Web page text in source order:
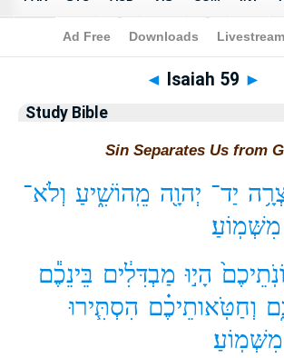
Bible>Study Bible > Isaiah 59
◄ Isaiah 59 ►
Study Bible
Sin Separates Us from
יַד־ יְהוָ֖ה מֵֽהוֹשִׁ֑יעַ וְלֹא־
מִשְּׁמֽוֹעַ׃
הָי֣וּ מַבְדִּלִ֔ים בֵּינֵכֶ֕ם
וְחַטֹּֽאותֵיכֶ֗ם הִסְתִּ֧ירוּ
מִשְּׁמֽוֹעַ׃